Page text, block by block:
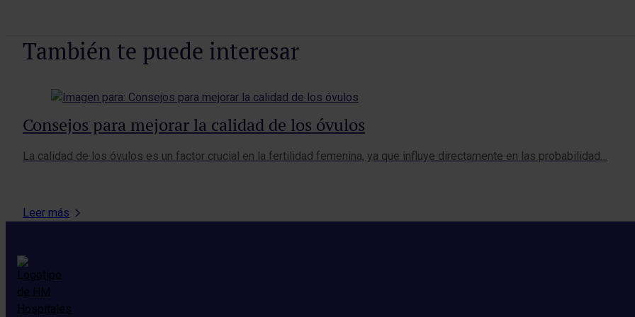
También te puede interesar
Consejos para mejorar la calidad de los óvulos
La calidad de los óvulos es un factor crucial en la fertilidad femenina, ya que influye directamente en las probabilidad…
Leer más